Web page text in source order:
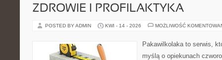
ZDROWIE I PROFILAKTYKA
POSTED BY ADMIN KWI - 14 - 2026 MOŻLIWOŚĆ
Pakawilkolaka to serwis,
myślą o opiekunach